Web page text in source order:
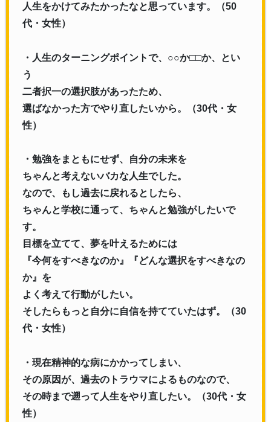
人生をかけてみたかったなと思っています。（50
代・女性）
・人生のターニングポイントで、○○か□□か、とい
う
二者択一の選択肢があったため、
選ばなかった方でやり直したいから。（30代・女
性）
・勉強をまともにせず、自分の未来を
ちゃんと考えないバカな人生でした。
なので、もし過去に戻れるとしたら、
ちゃんと学校に通って、ちゃんと勉強がしたいで
す。
目標を立てて、夢を叶えるためには
『今何をすべきなのか』『どんな選択をすべきなの
か』を
よく考えて行動がしたい。
そしたらもっと自分に自信を持てていたはず。（30
代・女性）
・現在精神的な病にかかってしまい、
その原因が、過去のトラウマによるものなので、
その時まで遡って人生をやり直したい。（30代・女
性）